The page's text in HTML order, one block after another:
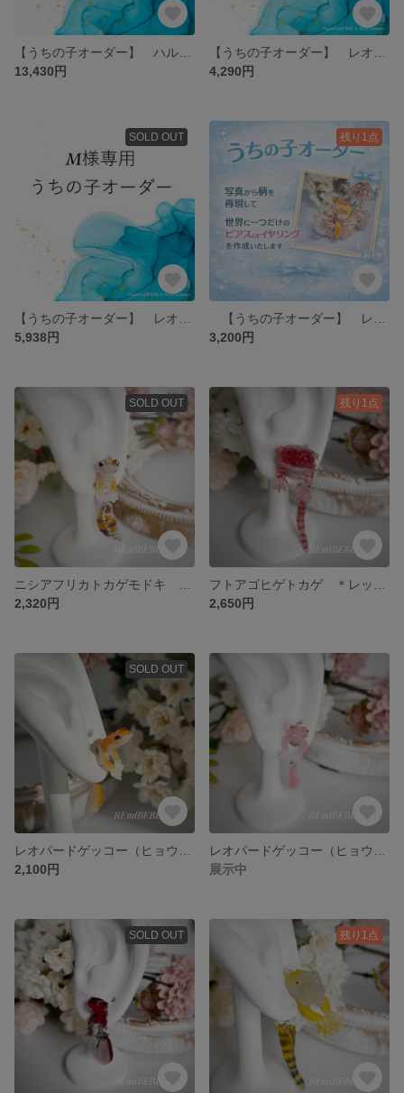
13,430円
4,290円
SOLD OUT
5,938円
残り1点
3,200円
SOLD OUT
2,320円
残り1点
2,650円
SOLD OUT
2,100円
展示中
SOLD OUT 残り1点